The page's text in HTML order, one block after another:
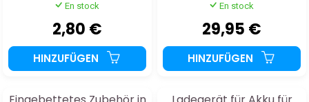
En stock
2,80 €
HINZUFÜGEN
En stock
29,95 €
HINZUFÜGEN